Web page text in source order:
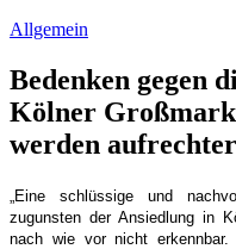
Allgemein
Bedenken gegen
Kölner
werden
„Eine schlüssige und
zugunsten der Ansiedlung in
nach wie vor nicht